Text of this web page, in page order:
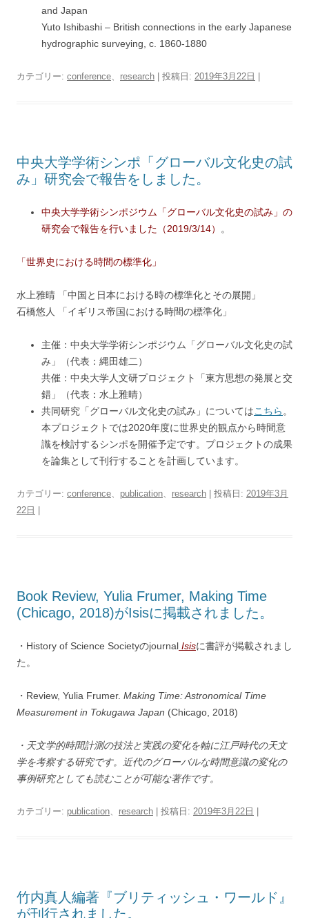
and Japan
Yuto Ishibashi – British connections in the early Japanese
hydrographic surveying, c. 1860-1880
カテゴリー: conference research | 投稿日: 2019年3月22日
中央大学学術シンポ「グローバル文化史の試
み」研究会で報告をしました。
中央大学学術シンポジウム「グローバル文化史の試み」の
研究会で報告を行いました（2019/3/14）
。
「世界史における時間の標準化」
水上雅晴 「中国と日本における時の標準化とその展開」
石橋悠人 「イギリス帝国における時間の標準化」
主催：中央大学学術シンポジウム「グローバル文化史の試
み」（代表：縄田雄二）
共催：中央大学人文研プロジェクト「東方思想の発展と交
錯」（代表：水上雅晴）
共同研究「グローバル文化史の試み」についてはこちら 。
本プロジェクトでは2020年度に世界史的観点から時間意
識を検討するシンポを開催予定です。プロジェクトの成果
を論集として刊行することを計画しています。
カテゴリー: conference publication research | 投稿日: 2019年3月
22日
Book Review, Yulia Frumer, Making Time
(Chicago, 2018)がIsisに掲載されました。
・History of Science Societyのjournal Isisに書評が掲載されまし
た。
・Review, Yulia Frumer. Making Time: Astronomical Time
Measurement in Tokugawa Japan (Chicago, 2018)
・天文学的時間計測の技法と実践の変化を軸に江戸時代の天文
学を考察する研究です。近代のグローバルな時間意識の変化の
事例研究としても読むことが可能な著作です。
カテゴリー: publication research | 投稿日: 2019年3月22日
竹内真人編著『ブリティッシュ・ワールド』
が刊行されました。